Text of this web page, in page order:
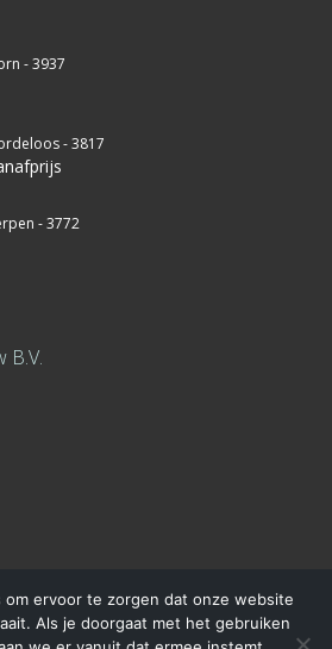
- 3937
- 3817
- 3772
B.V.
om ervoor te zorgen dat onze website
Als je doorgaat met het gebruiken